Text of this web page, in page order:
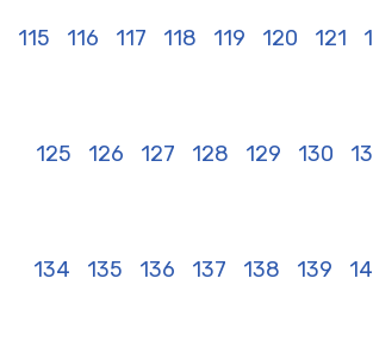
115 116 117 118 119 120 121
125 126 127 128 129 130
134 135 136 137 138 139